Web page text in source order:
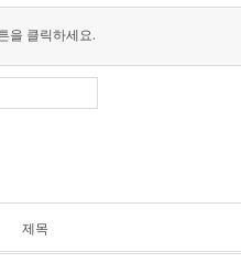
을 클릭하세요.
제목